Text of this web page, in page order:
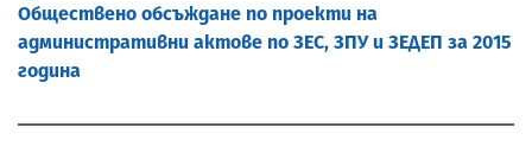
Обществено обсъждане по проекти на
административни актове по ЗЕС, ЗПУ и ЗЕДЕП за 2015
година